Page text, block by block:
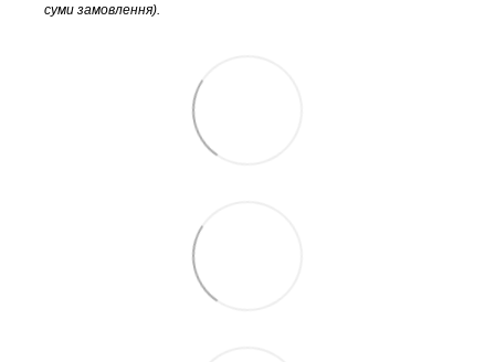
суми замовлення).